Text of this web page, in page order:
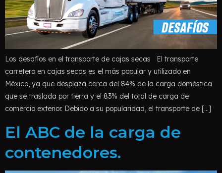
Los desafíos en el transporte de cajas secas El transporte
carretero en cajas secas es el más popular y utilizado en
México, ya que desplaza cerca del 84% de la carga doméstica
que se traslada por tierra y el 83% del total de carga de
comercio exterior. Debido a su popularidad, el transporte de […]
El ABC de la carga de
contenedores.